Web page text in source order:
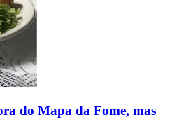
do Mapa da Fome, mas